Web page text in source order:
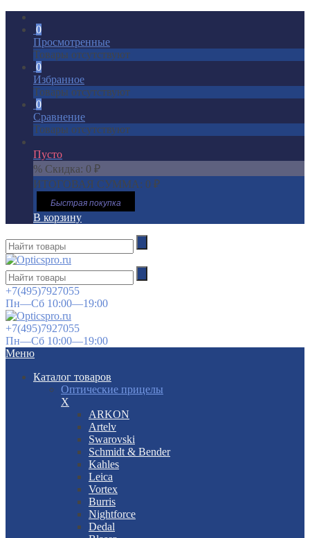
0
Просмотренные
Товары отсутствуют
0
Избранное
Товары отсутствуют
0
Сравнение
Товары отсутствуют
Пусто
% Скидка: 0 ₽
ИТОГОВАЯ СУММА: 0 ₽
Быстрая покупка
В корзину
+7(495)7927055
Пн—Сб 10:00—19:00
+7(495)7927055
Пн—Сб 10:00—19:00
Меню
Каталог товаров
Оптические прицелы
X
ARKON
Artelv
Swarovski
Schmidt & Bender
Kahles
Leica
Vortex
Burris
Nightforce
Dedal